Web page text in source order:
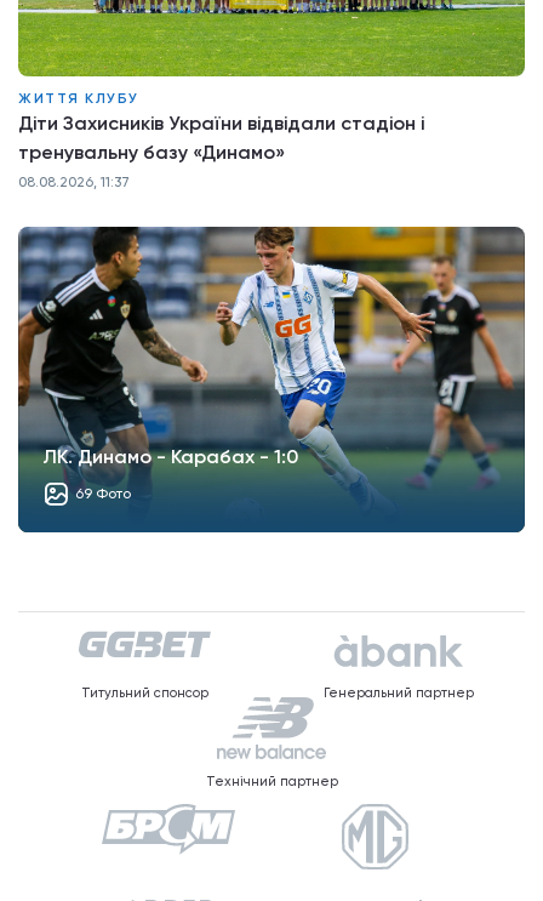
ЖИТТЯ КЛУБУ
Діти Захисників України відвідали стадіон і
тренувальну базу «Динамо»
08.08.2026, 11:37
ЛК. Динамо - Карабах - 1:0
69 Фото
Титульний спонсор Генеральний партнер
Технічний партнер